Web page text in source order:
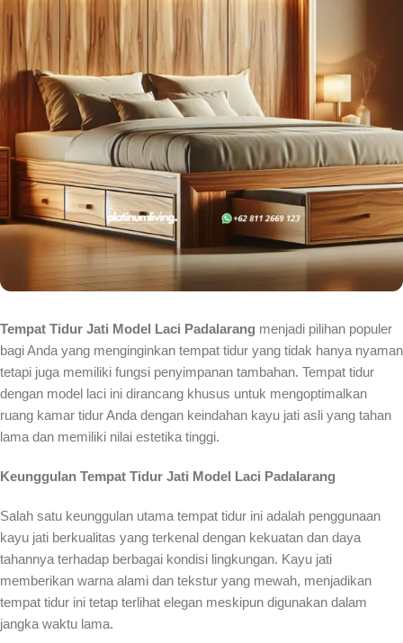
Tempat Tidur Jati Model Laci Padalarang menjadi pilihan populer
bagi Anda yang menginginkan tempat tidur yang tidak hanya nyaman
tetapi juga memiliki fungsi penyimpanan tambahan. Tempat tidur
dengan model laci ini dirancang khusus untuk mengoptimalkan
ruang kamar tidur Anda dengan keindahan kayu jati asli yang tahan
lama dan memiliki nilai estetika tinggi.
Keunggulan Tempat Tidur Jati Model Laci Padalarang
Salah satu keunggulan utama tempat tidur ini adalah penggunaan
kayu jati berkualitas yang terkenal dengan kekuatan dan daya
tahannya terhadap berbagai kondisi lingkungan. Kayu jati
memberikan warna alami dan tekstur yang mewah, menjadikan
tempat tidur ini tetap terlihat elegan meskipun digunakan dalam
jangka waktu lama.